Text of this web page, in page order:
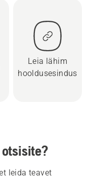
Leia lähim
hooldusesindus
leida teavet